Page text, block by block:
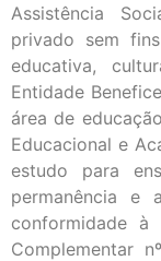
Assistência
privado sem
educativa,
Entidade
área de
Educacional e
estudo para
permanência e
conformidade
Complementar